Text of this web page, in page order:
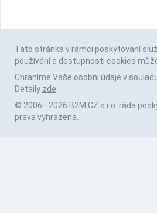
Tato stránka v rámci poskytování
používání a dostupnosti cookies
Chráníme Vaše osobní údaje v
Detaily zde.
© 2006—2026 B2M.CZ s.r.o. ráda
práva vyhrazena.